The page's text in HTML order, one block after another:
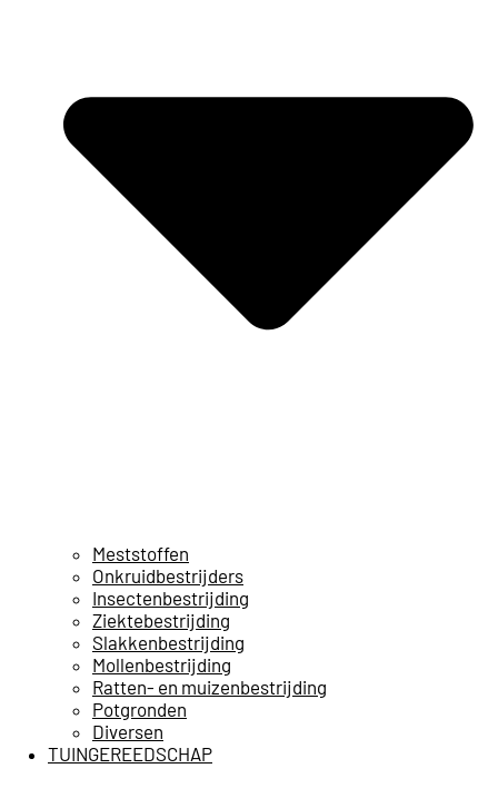
Meststoffen
Onkruidbestrijders
Insectenbestrijding
Ziektebestrijding
Slakkenbestrijding
Mollenbestrijding
Ratten- en muizenbestrijding
Potgronden
Diversen
TUINGEREEDSCHAP